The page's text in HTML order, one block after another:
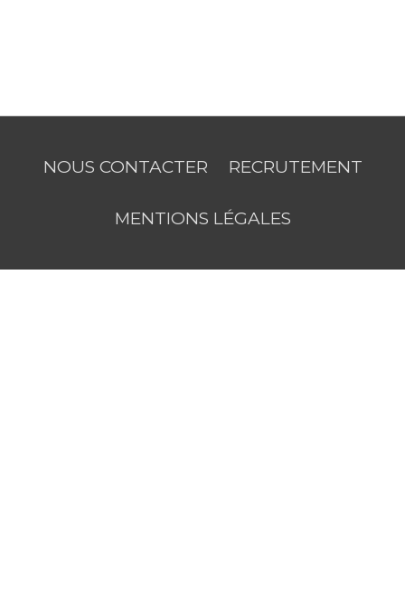
NOUS CONTACTER RECRUTEMENT
MENTIONS LÉGALES